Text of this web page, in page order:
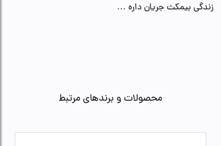
زندگی بیمکث جریان داره …
محصولات و برندهای مرتبط